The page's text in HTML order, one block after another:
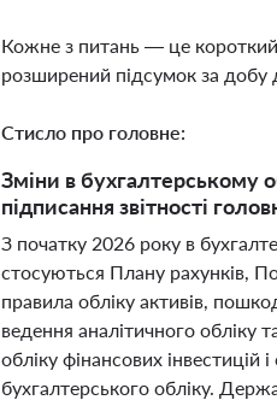
Кожне з питань — це
розширений підсумок за добу
Стисло про головне:
Зміни в бухгалтерському
підписання звітності
З початку 2026 року в
стосуються Плану рахунків,
правила обліку активів,
ведення аналітичного обліку
обліку фінансових
бухгалтерського обліку.